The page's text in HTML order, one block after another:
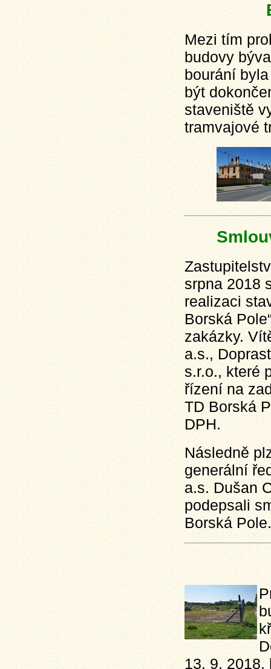
Mezi tím
budovy
bourání
být
staveniště
tramvajové
srpna 2018
realizaci
Borská
zakázky.
a.s.,
s.r.o., které
řízení na
TD Borská
DPH.
Následně
generální
a.s. Dušan
podepsali
Borská Pole.
13. 9. 2018,